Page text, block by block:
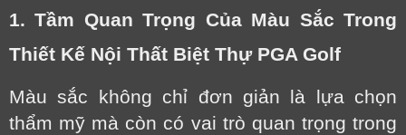
1. Tầm Quan Trọng Của Màu Sắc Trong
Thiết Kế Nội Thất Biệt Thự PGA Golf
Màu sắc không chỉ đơn giản là lựa chọn
thẩm mỹ mà còn có vai trò quan trọng trong